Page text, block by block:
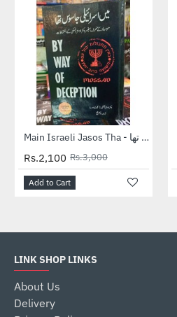
-30% Main Israeli Jasos Tha - میں اسرائیلی جاسوس تھا
Rs.2,100 Rs.3,000
Add to Cart
LINK SHOP LINKS
About Us
Delivery